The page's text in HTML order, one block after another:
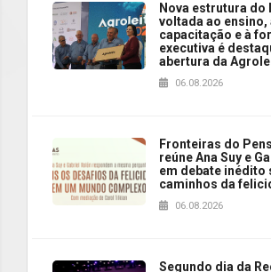
Nova estrutura do
voltada ao ensino,
capacitação e à
executiva é
abertura da
06.08.2026
Fronteiras do
reúne Ana Suy e
em debate inédito
caminhos da
06.08.2026
Segundo dia da